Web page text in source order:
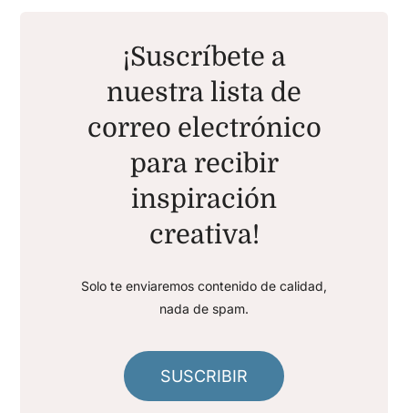
¡Suscríbete a
nuestra lista de
correo electrónico
para recibir
inspiración
creativa!
Solo te enviaremos contenido de calidad,
nada de spam.
SUSCRIBIR